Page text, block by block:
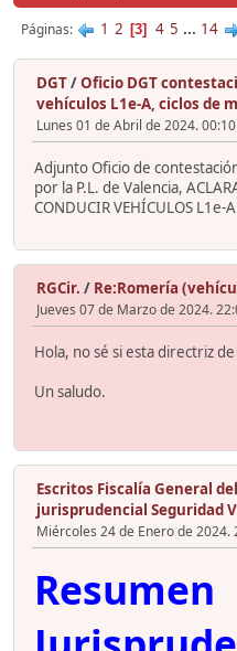
Páginas 1 2 3 4 5 ... 14
DGT/Oficio DGT
vehículos L1e-A, ciclos de
Lunes 01 de Abril de 2024.
Adjunto Oficio de
por la P.L. de Valencia,
CONDUCIR VEHÍCULOS L1e-
RGCir. / Re:Romería
Jueves 07 de Marzo de 2024.
Hola, no sé si esta directriz
Un saludo.
Escritos Fiscalía General
jurisprudencial Seguridad
Miércoles 24 de Enero de 2024.
Resumen